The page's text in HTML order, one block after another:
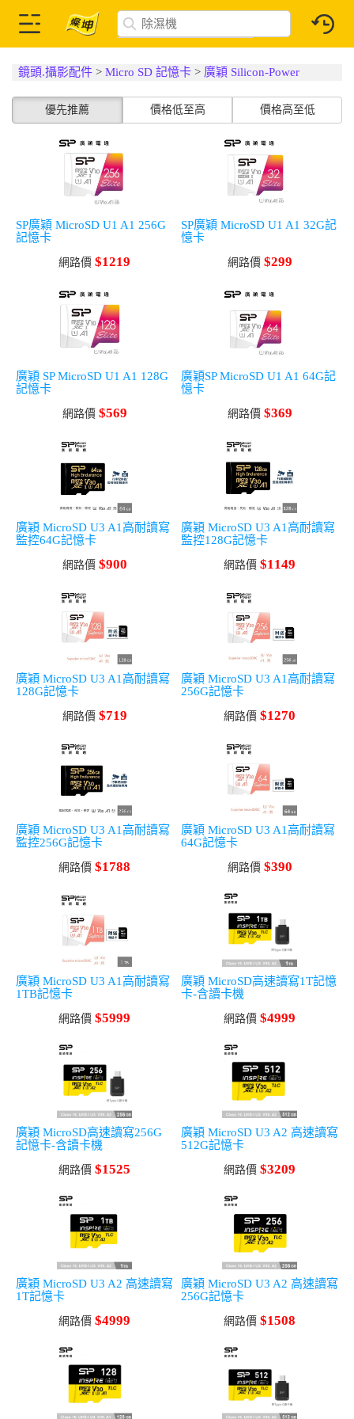
鏡頭.攝影配件 >Micro SD 記憶卡 > 廣穎 Silicon-Power
優先推薦 價格低至高 價格高至低
SP廣穎 MicroSD U1 A1 256G
記憶卡
網路價 $1219
SP廣穎 MicroSD U1 A1 32G記
憶卡
網路價 $299
廣穎 SP MicroSD U1 A1 128G
記憶卡
網路價 $569
廣穎SP MicroSD U1 A1 64G記
憶卡
網路價 $369
廣穎 MicroSD U3 A1高耐讀寫
監控64G記憶卡
網路價 $900
廣穎 MicroSD U3 A1高耐讀寫
監控128G記憶卡
網路價 $1149
廣穎 MicroSD U3 A1高耐讀寫
128G記憶卡
網路價 $719
廣穎 MicroSD U3 A1高耐讀寫
256G記憶卡
網路價 $1270
廣穎 MicroSD U3 A1高耐讀寫
監控256G記憶卡
網路價 $1788
廣穎 MicroSD U3 A1高耐讀寫
64G記憶卡
網路價 $390
廣穎 MicroSD U3 A1高耐讀寫
1TB記憶卡
網路價 $5999
廣穎 MicroSD高速讀寫1T記憶
卡-含讀卡機
網路價 $4999
廣穎 MicroSD高速讀寫256G
記憶卡-含讀卡機
網路價 $1525
廣穎 MicroSD U3 A2 高速讀寫
512G記憶卡
網路價 $3209
廣穎 MicroSD U3 A2 高速讀寫
1T記憶卡
網路價 $4999
廣穎 MicroSD U3 A2 高速讀寫
256G記憶卡
網路價 $1508